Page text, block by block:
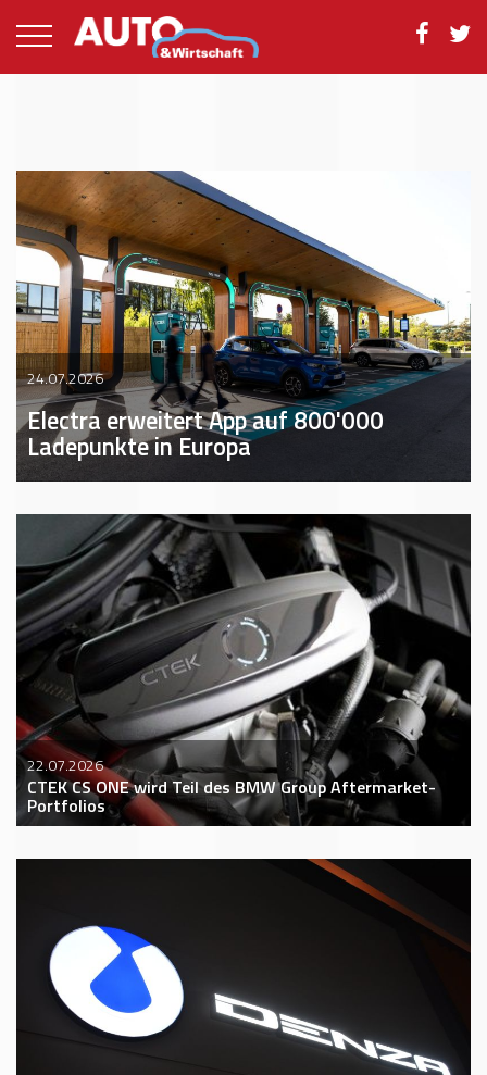
24.07.2026
Electra erweitert App auf 800'000
Ladepunkte in Europa
22.07.2026
CTEK CS ONE wird Teil des BMW Group Aftermarket-
Portfolios